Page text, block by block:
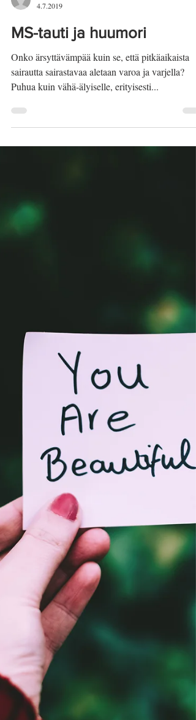
MS-tauti ja huumori
Onko ärsyttävämpää kuin se, että pitkäaikaista
sairautta sairastavaa aletaan varoa ja varjella?
Puhua kuin vähä-älyiselle, erityisesti...